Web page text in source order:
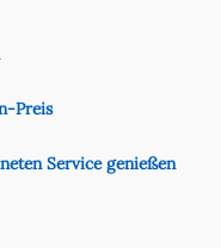
Preis
Service genießen